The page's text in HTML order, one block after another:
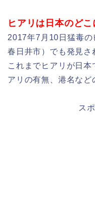
ヒアリは日本のどこ
2017年7月10日猛毒
春日井市）でも発見さ
これまでヒアリが日
アリの有無、港名など
ス